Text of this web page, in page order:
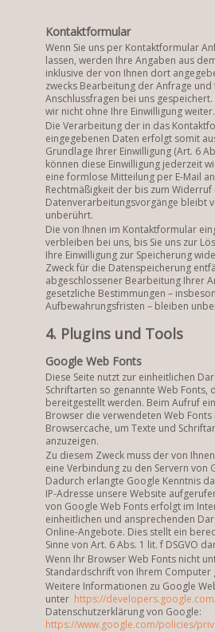
Kontaktformular
Wenn Sie uns per Kontaktformular
lassen, werden Ihre Angaben aus
inklusive der von Ihnen dort
zwecks Bearbeitung der Anfrage und
Anschlussfragen bei uns
wir nicht ohne Ihre Einwilligung weiter.
Die Verarbeitung der in das
eingegebenen Daten erfolgt somit
Grundlage Ihrer Einwilligung (Art. 6
können diese Einwilligung jederzeit
eine formlose Mitteilung per E-Mail
Rechtmäßigkeit der bis zum
Datenverarbeitungsvorgänge bleibt
unberührt.
Die von Ihnen im Kontaktformular
verbleiben bei uns, bis Sie uns zur
Ihre Einwilligung zur Speicherung
Zweck für die Datenspeicherung
abgeschlossener Bearbeitung Ihrer
gesetzliche Bestimmungen –
Aufbewahrungsfristen – bleiben
4. Plugins und Tools
Google Web Fonts
Diese Seite nutzt zur einheitlichen
Schriftarten so genannte Web Fonts,
bereitgestellt werden. Beim Aufruf
Browser die verwendeten Web Fonts
Browsercache, um Texte und
anzuzeigen.
Zu diesem Zweck muss der von
eine Verbindung zu den Servern von
Dadurch erlangte Google Kenntnis
IP-Adresse unsere Website
von Google Web Fonts erfolgt im
einheitlichen und ansprechenden
Online-Angebote. Dies stellt ein
Sinne von Art. 6 Abs. 1 lit. f DSGVO
Wenn Ihr Browser Web Fonts nicht
Standardschrift von Ihrem Computer
Weitere Informationen zu Google
unter https://
Datenschutzerklärung von Google:
https://www.google.com/policies/